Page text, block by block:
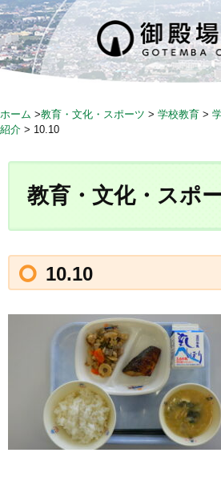
S
k
i
p
c
ホーム >教育・文化・スポーツ > 学校教育 >
紹介 > 10.10
教育・文化・スポ
10.10